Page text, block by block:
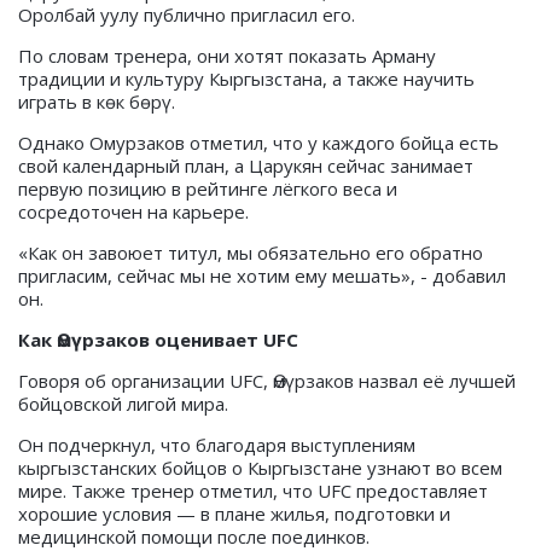
Оролбай уулу публично пригласил его.
По словам тренера, они хотят показать Арману
традиции и культуру Кыргызстана, а также научить
играть в көк бөрү.
Однако Омурзаков отметил, что у каждого бойца есть
свой календарный план, а Царукян сейчас занимает
первую позицию в рейтинге лёгкого веса и
сосредоточен на карьере.
«Как он завоюет титул, мы обязательно его обратно
пригласим, сейчас мы не хотим ему мешать», - добавил
он.
Как Өмүрзаков оценивает UFC
Говоря об организации UFC, Өмүрзаков назвал её лучшей
бойцовской лигой мира.
Он подчеркнул, что благодаря выступлениям
кыргызстанских бойцов о Кыргызстане узнают во всем
мире. Также тренер отметил, что UFC предоставляет
хорошие условия — в плане жилья, подготовки и
медицинской помощи после поединков.